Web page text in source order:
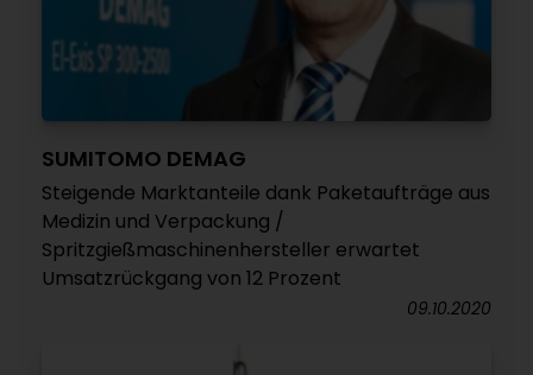
SUMITOMO DEMAG
Steigende Marktanteile dank Paketaufträge aus
Medizin und Verpackung /
Spritzgießmaschinenhersteller erwartet
Umsatzrückgang von 12 Prozent
09.10.2020